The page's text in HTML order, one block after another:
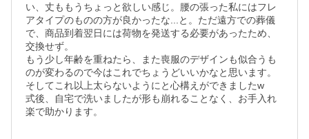
い、丈ももうちょっと欲しい感じ。腰の張った私にはフレ
アタイプのものの方が良かったな...と。ただ遠方での葬儀
で、商品到着翌日には荷物を発送する必要があったため、
交換せず。
もう少し年齢を重ねたら、また喪服のデザインも似合うも
のが変わるので今はこれでちょうどいいかなと思います。
そしてこれ以上太らないようにと心構えができましたw
式後、自宅で洗いましたが形も崩れることなく、お手入れ
楽で助かります。